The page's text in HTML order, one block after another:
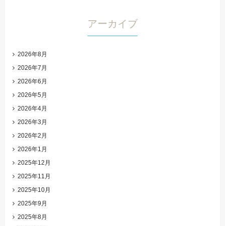
アーカイブ
2026年8月
2026年7月
2026年6月
2026年5月
2026年4月
2026年3月
2026年2月
2026年1月
2025年12月
2025年11月
2025年10月
2025年9月
2025年8月